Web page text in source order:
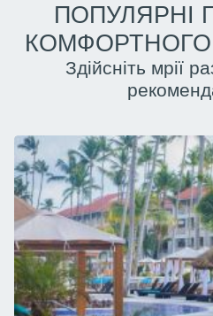
ПОПУЛЯРНІ
КОМФОРТНОГО
Здійсніть мрії